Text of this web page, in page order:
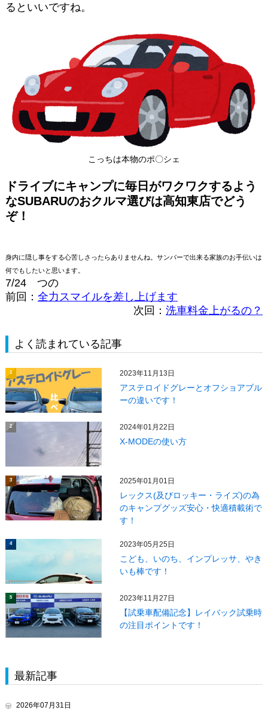
るといいですね。
こっちは本物のポ〇シェ
ドライブにキャンプに毎日がワクワクするよう
なSUBARUのおクルマ選びは高知東店でどう
ぞ！
身内に隠し事をする心苦しさったらありませんね。サンバーで出来る家族のお手伝いは
何でもしたいと思います。
7/24 つの
前回： 全力スマイルを差し上げます
次回：洗車料金上がるの？
よく読まれている記事
1 2023年11月13日
アステロイドグレーとオフショアブル
ーの違いです！
2 2024年01月22日
X‐MODEの使い方
3 2025年01月01日
レックス(及びロッキー・ライズ)の為
のキャンプグッズ安心・快適積載術で
す！
4 2023年05月25日
こども、いのち、インプレッサ、やき
いも棒です！
5 2023年11月27日
【試乗車配備記念】レイバック試乗時
の注目ポイントです！
最新記事
2026年07月31日